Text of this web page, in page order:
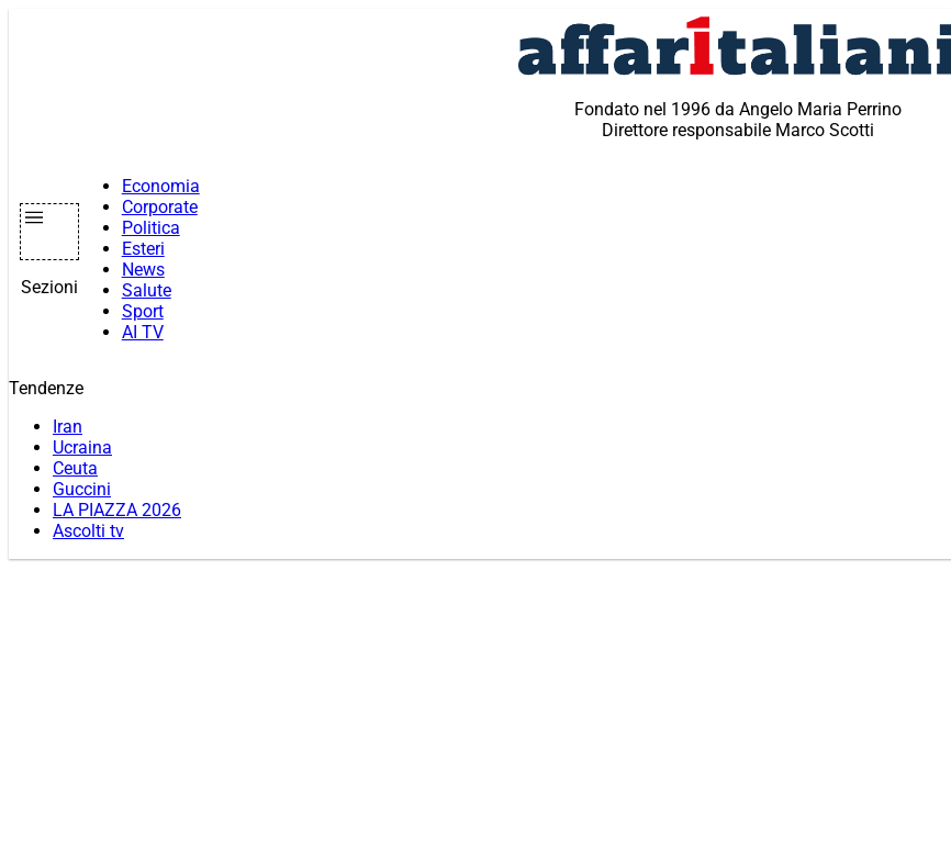
Fondato nel 1996 da Angelo Maria Perrino
Direttore responsabile Marco Scotti
Sezioni
Economia
Corporate
Politica
Esteri
News
Salute
Sport
AI TV
Tendenze
Iran
Ucraina
Ceuta
Guccini
LA PIAZZA 2026
Ascolti tv